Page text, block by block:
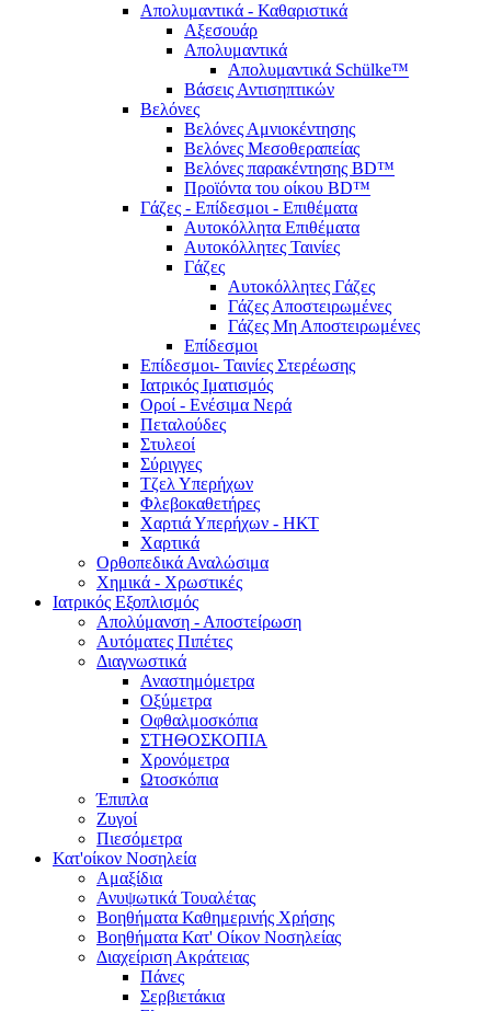
Απολυμαντικά - Καθαριστικά
Αξεσουάρ
Απολυμαντικά
Απολυμαντικά Schülke™
Βάσεις Αντισηπτικών
Βελόνες
Βελόνες Αμνιοκέντησης
Βελόνες Μεσοθεραπείας
Βελόνες παρακέντησης BD™
Προϊόντα του οίκου BD™
Γάζες - Επίδεσμοι - Επιθέματα
Αυτοκόλλητα Επιθέματα
Αυτοκόλλητες Ταινίες
Γάζες
Αυτοκόλλητες Γάζες
Γάζες Αποστειρωμένες
Γάζες Μη Αποστειρωμένες
Επίδεσμοι
Επίδεσμοι- Ταινίες Στερέωσης
Ιατρικός Ιματισμός
Οροί - Ενέσιμα Νερά
Πεταλούδες
Στυλεοί
Σύριγγες
Τζελ Υπερήχων
Φλεβοκαθετήρες
Χαρτιά Υπερήχων - ΗΚΤ
Χαρτικά
Ορθοπεδικά Αναλώσιμα
Χημικά - Χρωστικές
Ιατρικός Εξοπλισμός
Απολύμανση - Αποστείρωση
Αυτόματες Πιπέτες
Διαγνωστικά
Αναστημόμετρα
Οξύμετρα
Οφθαλμοσκόπια
ΣΤΗΘΟΣΚΟΠΙΑ
Χρονόμετρα
Ωτοσκόπια
Έπιπλα
Ζυγοί
Πιεσόμετρα
Κατ'οίκον Νοσηλεία
Αμαξίδια
Ανυψωτικά Τουαλέτας
Βοηθήματα Καθημερινής Χρήσης
Βοηθήματα Κατ' Οίκον Νοσηλείας
Διαχείριση Ακράτειας
Πάνες
Σερβιετάκια